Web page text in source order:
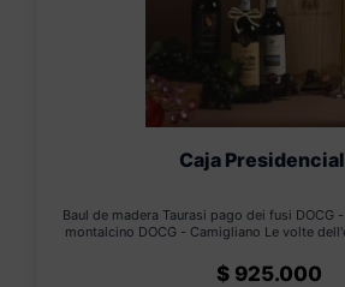
Caja
Baul de madera Taurasi pago dei fusi DOCG
montalcino DOCG - Camigliano Le volte
$ 925.000